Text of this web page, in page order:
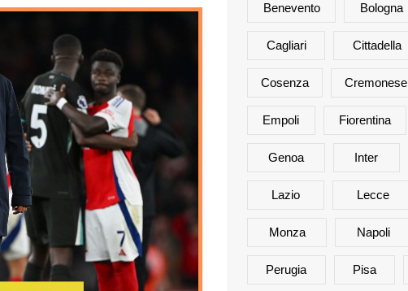
Benevento Bologna
Cagliari Cittadella
Cosenza Cremonese
Empoli Fiorentina
Genoa Inter
Lazio Lecce
Monza Napoli
Perugia Pisa